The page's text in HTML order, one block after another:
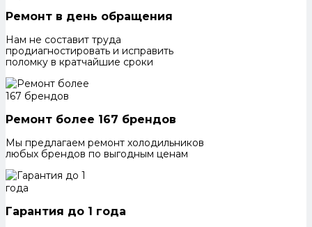
Ремонт в день обращения
Нам не составит труда
продиагностировать и исправить
поломку в кратчайшие сроки
Ремонт более 167 брендов
Мы предлагаем ремонт холодильников
любых брендов по выгодным ценам
Гарантия до 1 года